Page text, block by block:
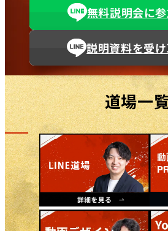
無料説明会に
説明資料を受
道場一